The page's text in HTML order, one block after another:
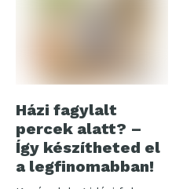
Házi fagylalt
percek alatt? –
Így készítheted el
a legfinomabban!